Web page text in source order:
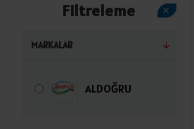
Filtreleme
MARKALAR
ALDOĞRU